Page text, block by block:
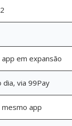
em expansão
dia, via 99Pay
mesmo app